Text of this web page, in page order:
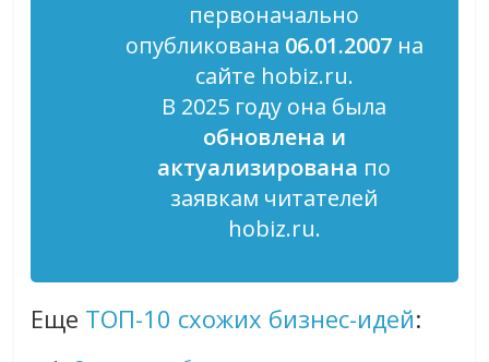
первоначально
опубликована 06.01.2007на
сайте hobiz.ru.
В 2025 году она была
обновлена и
актуализирована по
заявкам читателей
hobiz.ru.
Еще ТОП-10 схожих бизнес-идей: